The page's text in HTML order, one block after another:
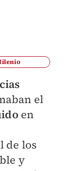
el
en
de los
y